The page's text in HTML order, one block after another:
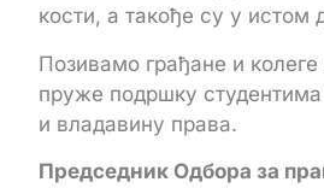
кости, а такође су у истом
Позивамо грађане и
пруже подршку студентима
и владавину права.
Председник Одбора за